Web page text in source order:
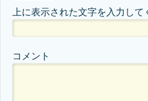
上に表示された文字を入力して
コメント